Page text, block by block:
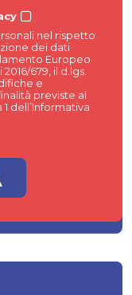
nel rispetto
dei dati
Europeo
679, il d.lgs.
e
previste al
1 dell’Informativa